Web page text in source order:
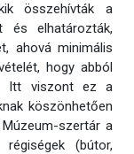
összehívták a
és elhatározták,
ahová minimális
hogy abból
Itt viszont ez a
köszönhetően
szertár a
(bútor,